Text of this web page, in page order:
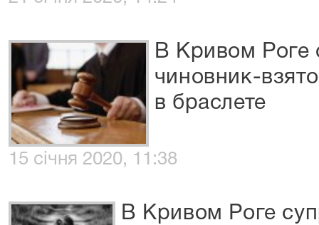
В Кривом Роге
чиновник-
в браслете
15 січня 2020, 11:38
В Кривом Роге